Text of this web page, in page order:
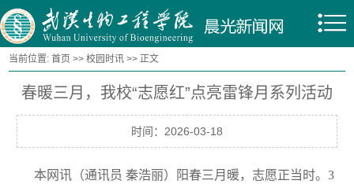
当前位置:首页 >>校园时讯 >> 正文
春暖三月，我校“志愿红”点亮雷锋月系列活动
时间：2026-03-18
本网讯（通讯员 秦浩丽）阳春三月暖，志愿正当时。3